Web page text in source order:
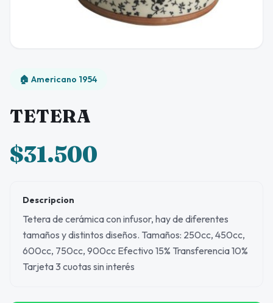
🏠 Americano 1954
TETERA
$31.500
Descripcion
Tetera de cerámica con infusor, hay de diferentes
tamaños y distintos diseños. Tamaños: 250cc, 450cc,
600cc, 750cc, 900cc Efectivo 15% Transferencia 10%
Tarjeta 3 cuotas sin interés